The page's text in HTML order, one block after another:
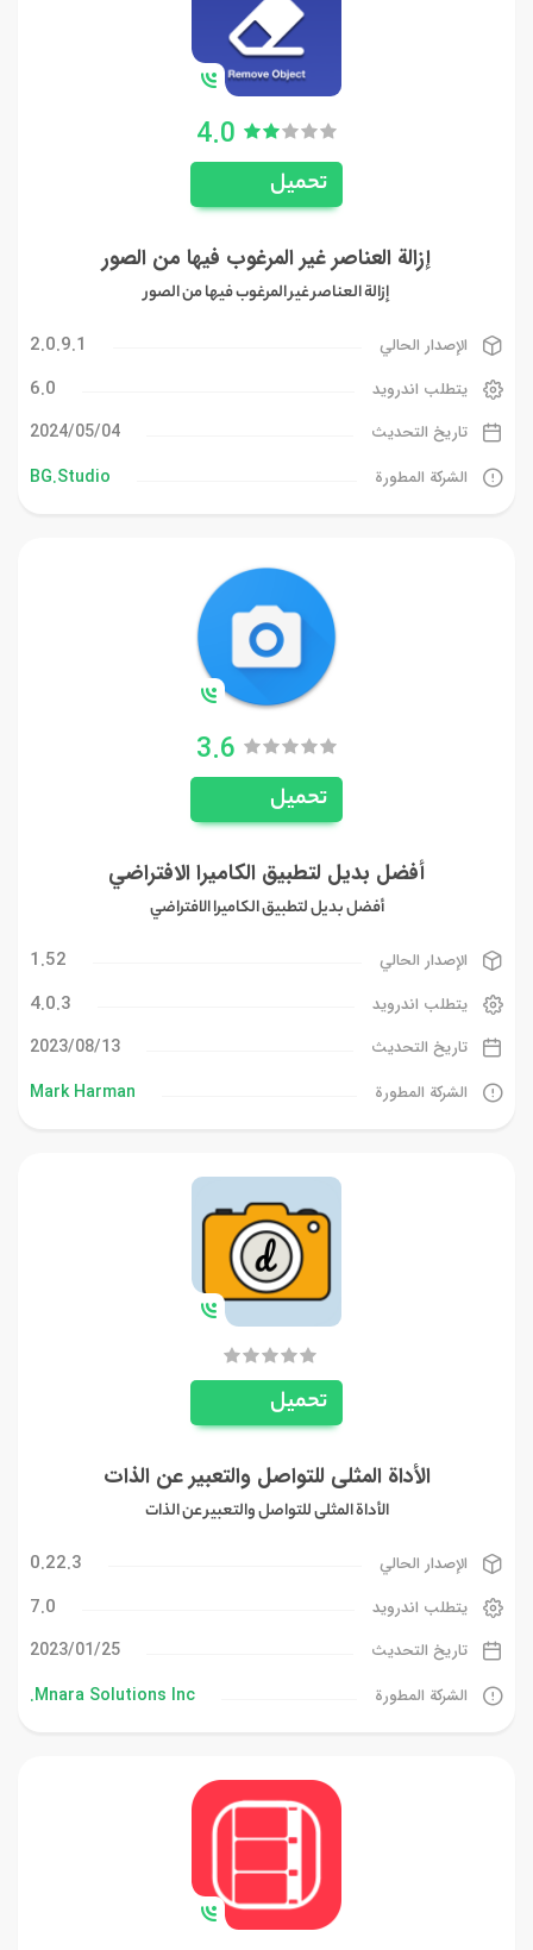
4.0
تحميل
إزالة العناصر غير المرغوب فيها من الصور
إزالة العناصر غير المرغوب فيها من الصور
الإصدار الحالي 2.0.9.1
يتطلب اندرويد 6.0
تاريخ التحديث 04‏/05‏/2024
الشركة المطورة BG.Studio
3.6
تحميل
أفضل بديل لتطبيق الكاميرا الافتراضي
أفضل بديل لتطبيق الكاميرا الافتراضي
الإصدار الحالي 1.52
يتطلب اندرويد 4.0.3
تاريخ التحديث 13‏/08‏/2023
الشركة المطورة Mark Harman
تحميل
الأداة المثلى للتواصل والتعبير عن الذات
الأداة المثلى للتواصل والتعبير عن الذات
الإصدار الحالي 0.22.3
يتطلب اندرويد 7.0
تاريخ التحديث 25‏/01‏/2023
الشركة المطورة Mnara Solutions Inc.